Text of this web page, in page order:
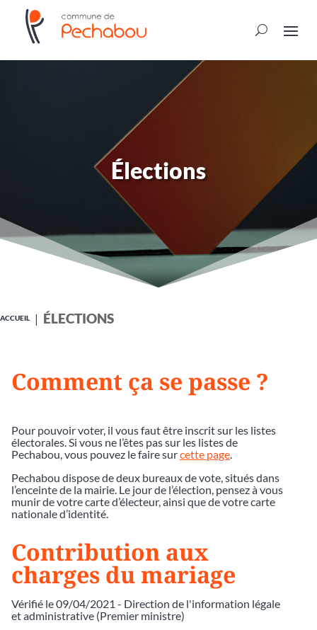
Élections
ACCUEIL ÉLECTIONS
Comment ça se passe ?
Pour pouvoir voter, il vous faut être inscrit sur les listes
électorales. Si vous ne l’êtes pas sur les listes de
Pechabou, vous pouvez le faire surcette page
Pechabou dispose de deux bureaux de vote, situés dans
l’enceinte de la mairie. Le jour de l’élection, pensez à vous
munir de votre carte d’électeur, ainsi que de votre carte
nationale d’identité.
Contribution aux
charges du mariage
Vérifié le 09/04/2021 - Direction de l'information légale
et administrative (Premier ministre)